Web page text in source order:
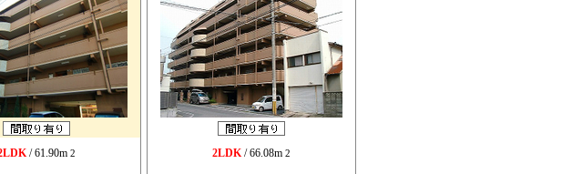
/ 61.90m 2 2LDK/ 66.08m 2